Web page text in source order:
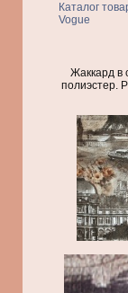
Каталог
Vogue
Жаккард в
полиэстер.